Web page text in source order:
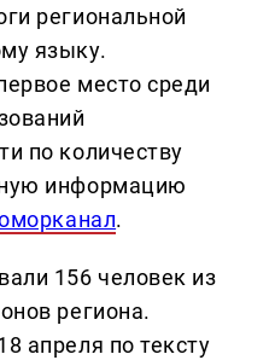
региональной
языку.
место среди
по количеству
информацию
.
156 человек из
региона.
апреля по тексту